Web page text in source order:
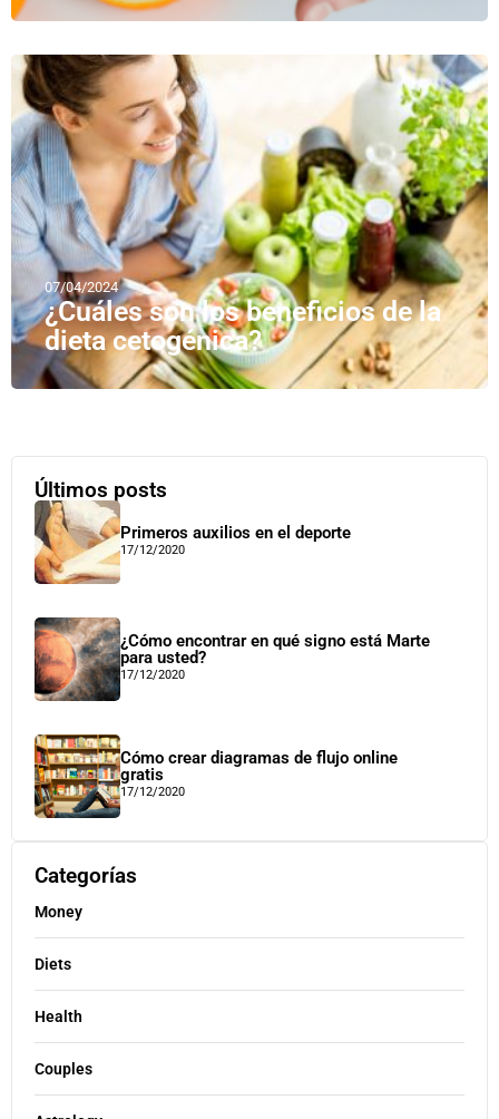
07/04/2024
¿Cuáles son los beneficios de la
dieta cetogénica?
Últimos posts
Primeros auxilios en el deporte
17/12/2020
¿Cómo encontrar en qué signo está Marte
para usted?
17/12/2020
Cómo crear diagramas de flujo online
gratis
17/12/2020
Categorías
Money
Diets
Health
Couples